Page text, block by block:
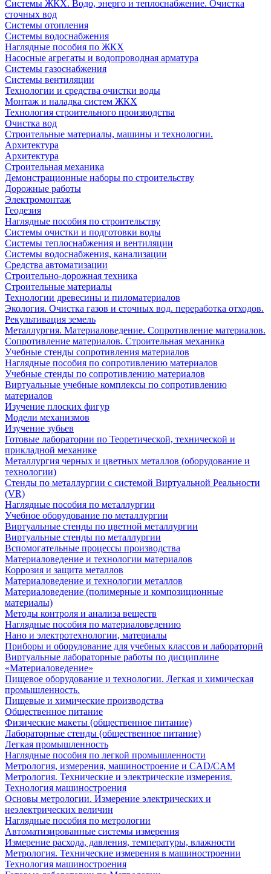
Системы ЖКХ. Водо, энерго и теплоснабжение. Очистка
сточных вод
Системы отопления
Системы водоснабжения
Наглядные пособия по ЖКХ
Насосные агрегаты и водопроводная арматура
Системы газоснабжения
Системы вентиляции
Технологии и средства очистки воды
Монтаж и наладка систем ЖКХ
Технология строительного производства
Очистка вод
Строительные материалы, машины и технологии.
Архитектура
Архитектура
Cтроительная механика
Демонстрационные наборы по строительству
Дорожные работы
Электромонтаж
Геодезия
Наглядные пособия по строительству
Системы очистки и подготовки воды
Системы теплоснабжения и вентиляции
Системы водоснабжения, канализации
Средства автоматизации
Строительно-дорожная техника
Строительные материалы
Технологии древесины и пиломатериалов
Экология. Очистка газов и сточных вод. переработка отходов.
Рекультивация земель
Металлургия. Материаловедение. Сопротивление материалов.
Сопротивление материалов. Строительная механика
Учебные стенды сопротивления материалов
Наглядные пособия по сопротивлению материалов
Учебные стенды по сопротивлению материалов
Виртуальные учебные комплексы по сопротивлению
материалов
Изучение плоских фигур
Модели механизмов
Изучение зубьев
Готовые лаборатории по Теоретической, технической и
прикладной механике
Металлургия черных и цветных металлов (оборудование и
технологии)
Cтенды по металлургии с системой Виртуальной Реальности
(VR)
Наглядные пособия по металлургии
Учебное оборудование по металлургии
Виртуальные стенды по цветной металлургии
Виртуальные стенды по металлургии
Вспомогательные процессы производства
Материаловедение и технологии материалов
Коррозия и защита металлов
Материаловедение и технологии металлов
Материаловедение (полимерные и композиционные
материалы)
Методы контроля и анализа веществ
Наглядные пособия по материаловедению
Нано и электротехнологии, материалы
Приборы и оборудование для учебных классов и лабораторий
Виртуальные лабораторные работы по дисциплине
«Материаловедение»
Пищевое оборудование и технологии. Легкая и химическая
промышленность.
Пищевые и химические производства
Общественное питание
Физические макеты (общественное питание)
Лабораторные стенды (общественное питание)
Легкая промышленность
Наглядные пособия по легкой промышленности
Метрология, измерения, машиностроение и CAD/CAM
Метрология. Технические и электрические измерения.
Технология машиностроения
Основы метрологии. Измерение электрических и
неэлектрических величин
Наглядные пособия по метрологии
Автоматизированные системы измерения
Измерение расхода, давления, температуры, влажности
Метрология. Технические измерения в машиностроении
Технология машиностроения